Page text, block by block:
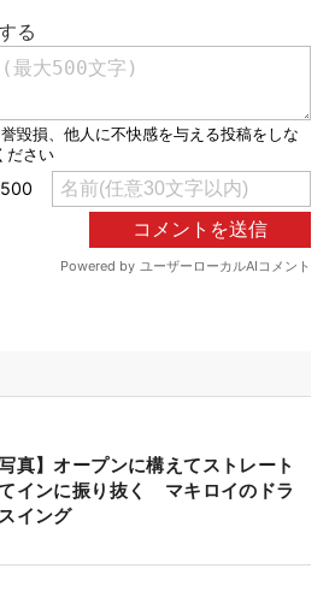
写真】オープンに構えてストレート
インに振り抜く マキロイのドラ
イング